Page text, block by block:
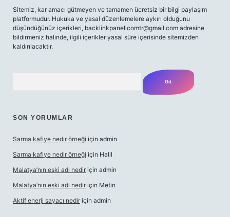
Sitemiz, kar amacı gütmeyen ve tamamen ücretsiz bir bilgi paylaşım
platformudur. Hukuka ve yasal düzenlemelere aykırı olduğunu
düşündüğünüz içerikleri, backlinkpanelicomtr@gmail.com adresine
bildirmeniz halinde, ilgili içerikler yasal süre içerisinde sitemizden
kaldırılacaktır.
SON YORUMLAR
Sarma kafiye nedir örneği için admin
Sarma kafiye nedir örneği için Halil
Malatya’nın eski adı nedir için admin
Malatya’nın eski adı nedir için Metin
Aktif enerji sayacı nedir için admin